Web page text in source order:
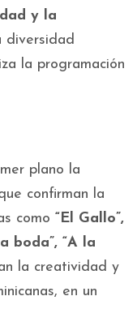
y la
diversidad
la programación
plano la
confirman la
como “El Gallo”,
boda”, “A la
la creatividad y
en un